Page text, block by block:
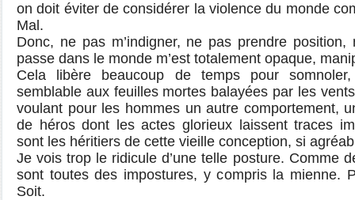
on doit éviter de considérer la violence du monde
Mal.
Donc, ne pas m’indigner, ne pas prendre
passe dans le monde m’est totalement opaque,
Cela libère beaucoup de temps pour
semblable aux feuilles mortes balayées par les
voulant pour les hommes un autre comportement,
de héros dont les actes glorieux laissent traces
sont les héritiers de cette vieille conception, si
Je vois trop le ridicule d’une telle posture. Comme
sont toutes des impostures, y compris la mienne.
Soit.